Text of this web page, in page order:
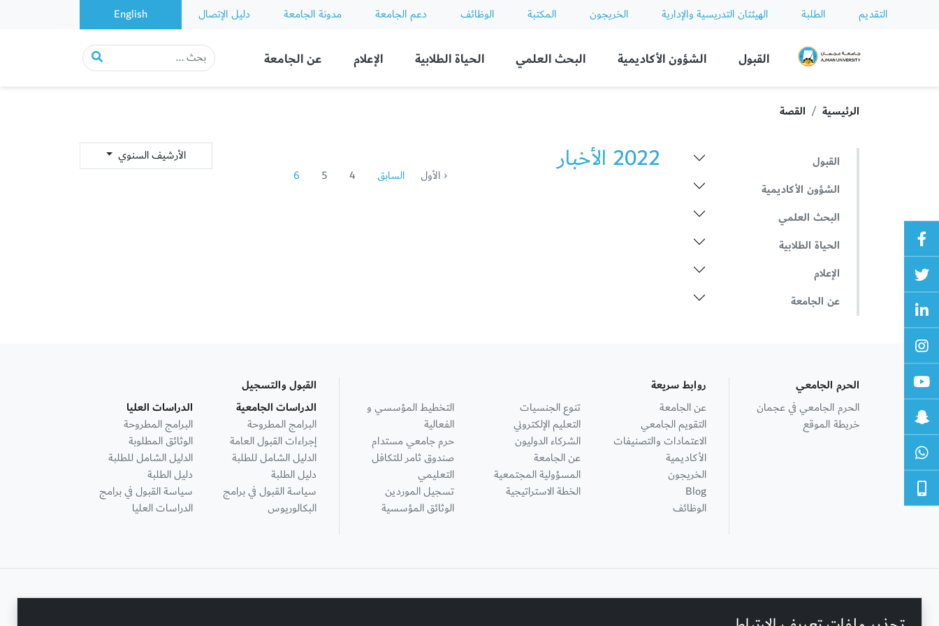
التقديم الطلبة الهيئتان التدريسية والإدارية الخريجون المكتبة الوظائف دعم الجامعة مدونة الجامعة دليل الإتصال English
Ajman University
القبول الشؤون الأكاديمية البحث العلمي الحياة الطلابية الإعلام عن الجامعة
الرئيسية القصة
القبول
الشؤون الأكاديمية
البحث العلمي
الحياة الطلابية
الإعلام
عن الجامعة
2022 الأخبار
الأرشيف السنوي
‹ الأول
السابق 4
5
6
الحرم الجامعي
الحرم الجامعي في عجمان
خريطة الموقع
روابط سريعة
عن الجامعة
التقويم الجامعي
الاعتمادات والتصنيفات
الأكاديمية
الخريجون
Blog
الوظائف
تنوع الجنسيات
التعليم الإلكتروني
الشركاء الدوليون
عن الجامعة
المسؤولية المجتمعية
الخطة الاستراتيجية
التخطيط المؤسسي و
الفعالية
حرم جامعي مستدام
صندوق ثامر للتكافل
التعليمي
تسجيل الموردين
الوثائق المؤسسية
القبول والتسجيل
الدراسات الجامعية
البرامج المطروحة
إجراءات القبول العامة
الدليل الشامل للطلبة
دليل الطلبة
سياسة القبول في برامج
البكالوريوس
الدراسات العليا
البرامج المطروحة
الوثائق المطلوبة
الدليل الشامل للطلبة
دليل الطلبة
سياسة القبول في برامج
الدراسات العليا